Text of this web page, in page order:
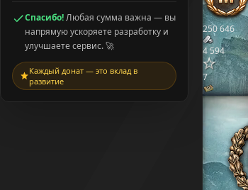
Спасибо!Любая сумма важна — вы
напрямую ускоряете разработку и
улучшаете сервис. 🚀
Каждый донат — это вклад в
развитие
250 646
4 594
7